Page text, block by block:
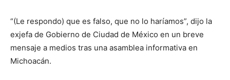
“(Le respondo) que es falso, que no lo haríamos”, dijo la
exjefa de Gobierno de Ciudad de México en un breve
mensaje a medios tras una asamblea informativa en
Michoacán.